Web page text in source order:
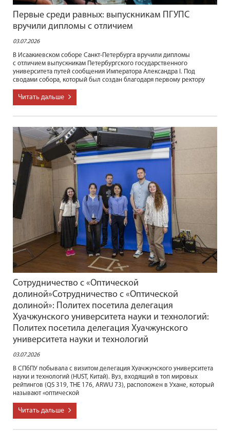
Первые среди равных: выпускникам ПГУПС
вручили дипломы с отличием
03.07.2026
В Исаакиевском соборе Санкт-Петербурга вручили дипломы
с отличием выпускникам Петербургского государственного
университета путей сообщения Императора Александра I. Под
сводами собора, который был создан благодаря первому ректору
Читать дальше
Сотрудничество с «Оптической
долиной»Сотрудничество с «Оптической
долиной»: Политех посетила делегация
Хуачжунского университета науки и технологий:
Политех посетила делегация Хуачжунского
университета науки и технологий
03.07.2026
В СПбПУ побывала с визитом делегация Хуачжунского университета
науки и технологий (HUST, Китай). Вуз, входящий в топ мировых
рейтингов (QS 319, ТНЕ 176, ARWU 73), расположен в Ухане, который
называют «оптической
Читать дальше